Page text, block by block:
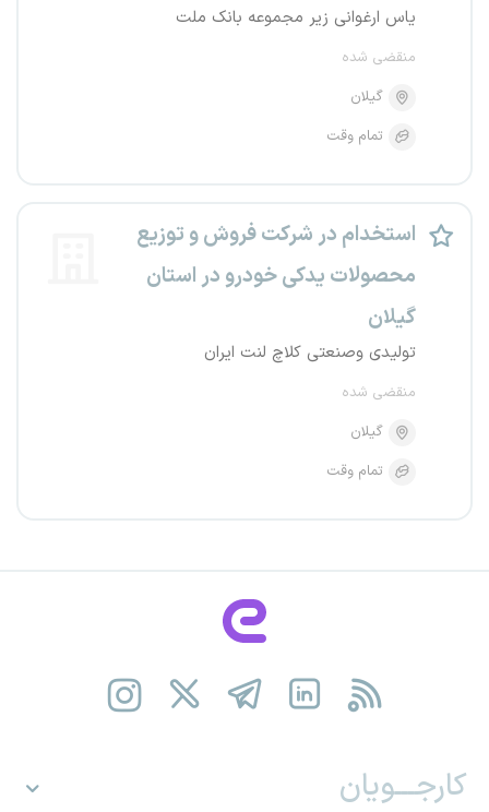
یاس ارغوانی زیر مجموعه بانک ملت
منقضی شده
گیلان
تمام وقت
استخدام در شرکت فروش و توزیع
محصولات یدکی خودرو در استان
گیلان
تولیدی وصنعتی کلاچ لنت ایران
منقضی شده
گیلان
تمام وقت
کارجـــویان